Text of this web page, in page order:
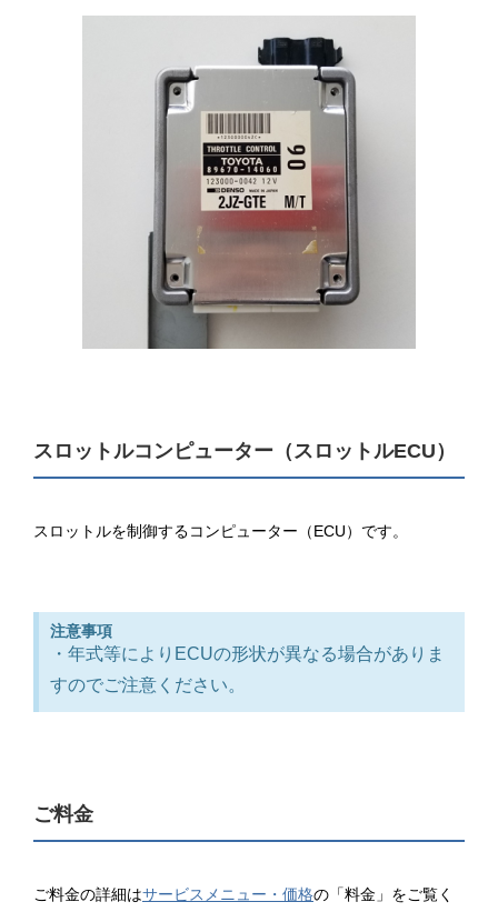
スロットルコンピューター（スロットルECU）
スロットルを制御するコンピューター（ECU）です。
注意事項
・年式等によりECUの形状が異なる場合がありま
すのでご注意ください。
ご料金
ご料金の詳細はサービスメニュー・価格の「料金」をご覧く